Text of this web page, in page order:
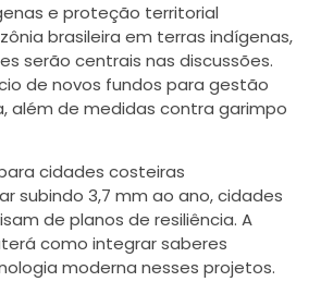
e proteção territorial
brasileira em terras indígenas,
serão centrais nas discussões.
de novos fundos para gestão
além de medidas contra garimpo
cidades costeiras
subindo 3,7 mm ao ano, cidades
de planos de resiliência. A
como integrar saberes
moderna nesses projetos.